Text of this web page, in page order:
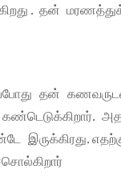
. தன்
தன் கணவருடன்
இருக்கிரது.